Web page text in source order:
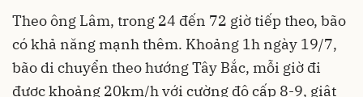
Theo ông Lâm, trong 24 đến 72 giờ tiếp theo, bão
có khả năng mạnh thêm. Khoảng 1h ngày 19/7,
bão di chuyển theo hướng Tây Bắc, mỗi giờ đi
được khoảng 20km/h với cường độ cấp 8-9, giật